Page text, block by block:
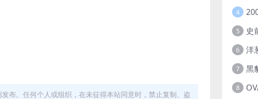
布。任何个人或组织，在未征得本站同意时，禁止复制、盗
4
5
6
7
8